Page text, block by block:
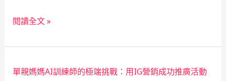
商
航
產
閱讀全文 »
單親媽媽AI訓練師的極端挑戰：用IG營銷成功推廣活動